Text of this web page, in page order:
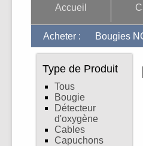
Accueil
Acheter : Bougies
Type de Produit
Tous
Bougie
Détecteur
d'oxygène
Cables
Capuchons